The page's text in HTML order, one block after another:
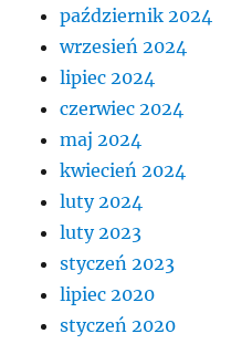
październik 2024
wrzesień 2024
lipiec 2024
czerwiec 2024
maj 2024
kwiecień 2024
luty 2024
luty 2023
styczeń 2023
lipiec 2020
styczeń 2020